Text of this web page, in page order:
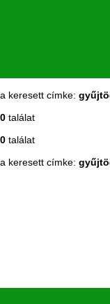
a keresett címke:
0 találat
0 találat
a keresett címke: